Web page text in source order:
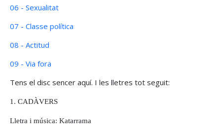
06 - Sexualitat
07 - Classe política
08 - Actitud
09 - Via fora
Tens el disc sencer aquí. I les lletres tot seguit:
1. CADÀVERS
Lletra i música: Katarrama